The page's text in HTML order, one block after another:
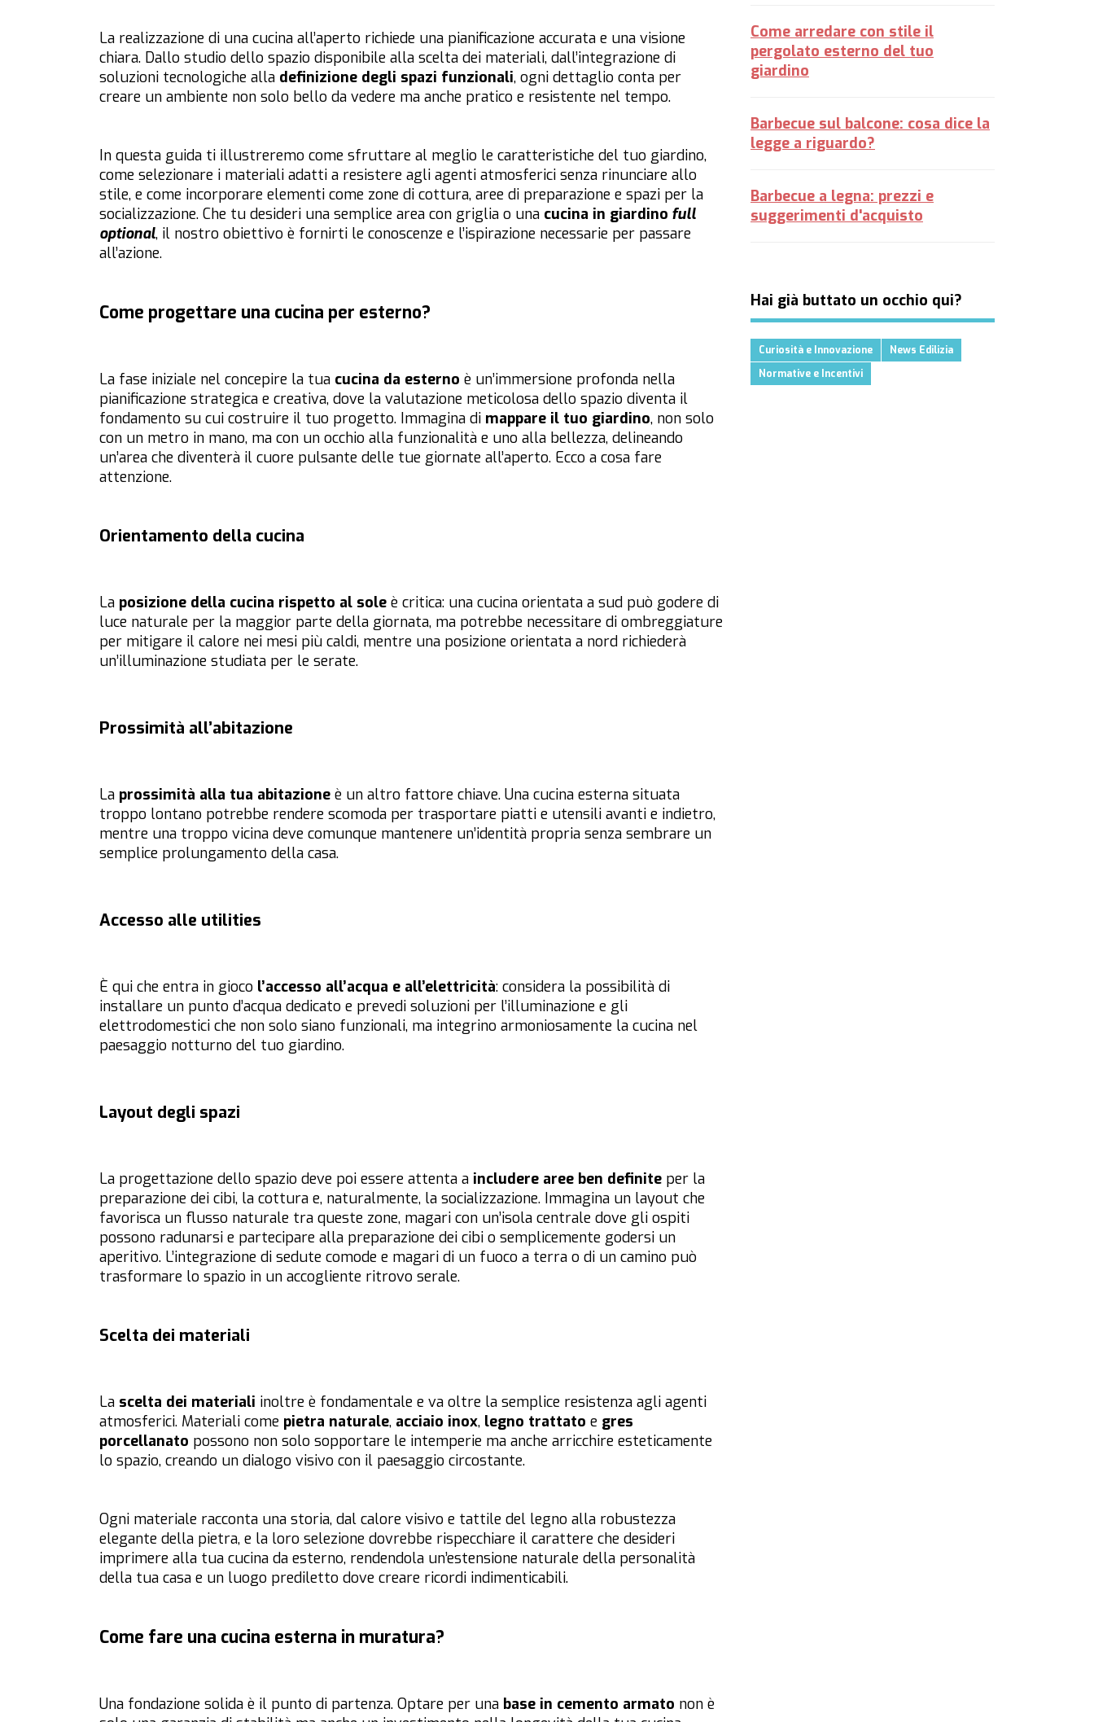
La realizzazione di una cucina all’aperto richiede una pianificazione accurata e una visione
chiara. Dallo studio dello spazio disponibile alla scelta dei materiali, dall’integrazione di
soluzioni tecnologiche alla definizione degli spazi funzionali, ogni dettaglio conta per
creare un ambiente non solo bello da vedere ma anche pratico e resistente nel tempo.
In questa guida ti illustreremo come sfruttare al meglio le caratteristiche del tuo giardino,
come selezionare i materiali adatti a resistere agli agenti atmosferici senza rinunciare allo
stile, e come incorporare elementi come zone di cottura, aree di preparazione e spazi per la
socializzazione. Che tu desideri una semplice area con griglia o una cucina in giardino full
optional, il nostro obiettivo è fornirti le conoscenze e l’ispirazione necessarie per passare
all’azione.
Come progettare una cucina per esterno?
La fase iniziale nel concepire la tua cucina da esterno è un’immersione profonda nella
pianificazione strategica e creativa, dove la valutazione meticolosa dello spazio diventa il
fondamento su cui costruire il tuo progetto. Immagina di mappare il tuo giardino, non solo
con un metro in mano, ma con un occhio alla funzionalità e uno alla bellezza, delineando
un’area che diventerà il cuore pulsante delle tue giornate all’aperto. Ecco a cosa fare
attenzione.
Orientamento della cucina
La posizione della cucina rispetto al sole è critica: una cucina orientata a sud può godere di
luce naturale per la maggior parte della giornata, ma potrebbe necessitare di ombreggiature
per mitigare il calore nei mesi più caldi, mentre una posizione orientata a nord richiederà
un’illuminazione studiata per le serate.
Prossimità all’abitazione
La prossimità alla tua abitazione è un altro fattore chiave. Una cucina esterna situata
troppo lontano potrebbe rendere scomoda per trasportare piatti e utensili avanti e indietro,
mentre una troppo vicina deve comunque mantenere un’identità propria senza sembrare un
semplice prolungamento della casa.
Accesso alle utilities
È qui che entra in gioco l’accesso all’acqua e all’elettricità: considera la possibilità di
installare un punto d’acqua dedicato e prevedi soluzioni per l’illuminazione e gli
elettrodomestici che non solo siano funzionali, ma integrino armoniosamente la cucina nel
paesaggio notturno del tuo giardino.
Layout degli spazi
La progettazione dello spazio deve poi essere attenta a includere aree ben definite per la
preparazione dei cibi, la cottura e, naturalmente, la socializzazione. Immagina un layout che
favorisca un flusso naturale tra queste zone, magari con un’isola centrale dove gli ospiti
possono radunarsi e partecipare alla preparazione dei cibi o semplicemente godersi un
aperitivo. L’integrazione di sedute comode e magari di un fuoco a terra o di un camino può
trasformare lo spazio in un accogliente ritrovo serale.
Scelta dei materiali
La scelta dei materiali inoltre è fondamentale e va oltre la semplice resistenza agli agenti
atmosferici. Materiali come pietra naturale, acciaio inox, legno trattato e gres
porcellanato possono non solo sopportare le intemperie ma anche arricchire esteticamente
lo spazio, creando un dialogo visivo con il paesaggio circostante.
Ogni materiale racconta una storia, dal calore visivo e tattile del legno alla robustezza
elegante della pietra, e la loro selezione dovrebbe rispecchiare il carattere che desideri
imprimere alla tua cucina da esterno, rendendola un’estensione naturale della personalità
della tua casa e un luogo prediletto dove creare ricordi indimenticabili.
Come fare una cucina esterna in muratura?
Una fondazione solida è il punto di partenza. Optare per una base in cemento armato non è
Come arredare con stile il
pergolato esterno del tuo
giardino
Barbecue sul balcone: cosa dice la
legge a riguardo?
Barbecue a legna: prezzi e
suggerimenti d'acquisto
Hai già buttato un occhio qui?
Curiosità e Innovazione
News Edilizia
Normative e Incentivi